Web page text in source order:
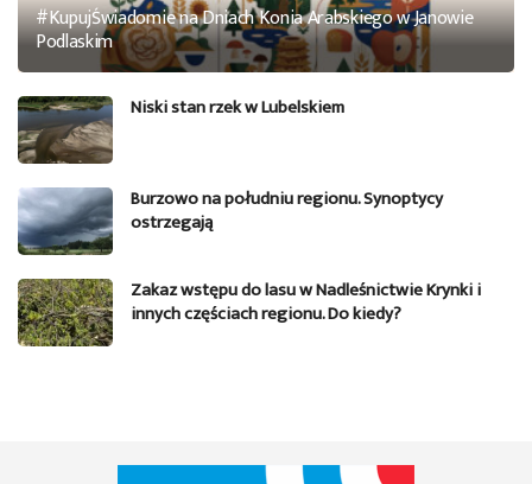
#KupujŚwiadomie na Dniach Konia Arabskiego w Janowie
Podlaskim
Niski stan rzek w Lubelskiem
Burzowo na południu regionu. Synoptycy
ostrzegają
Zakaz wstępu do lasu w Nadleśnictwie Krynki i
innych częściach regionu. Do kiedy?